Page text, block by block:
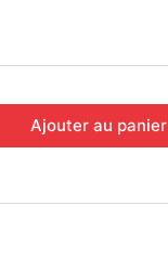
Ajouter au panier